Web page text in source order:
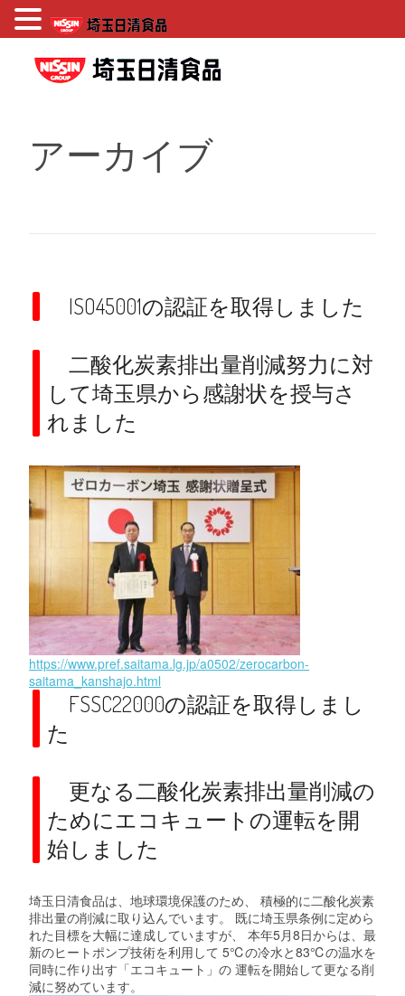
埼玉日清食品
アーカイブ
ISO45001の認証を取得しました
二酸化炭素排出量削減努力に対
して埼玉県から感謝状を授与さ
れました
https://www.pref.saitama.lg.jp/a0502/zerocarbon-
saitama_kanshajo.html
FSSC22000の認証を取得しまし
た
更なる二酸化炭素排出量削減の
ためにエコキュートの運転を開
始しました
埼玉日清食品は、地球環境保護のため、 積極的に二酸化炭素
排出量の削減に取り込んでいます。 既に埼玉県条例に定めら
れた目標を大幅に達成していますが、 本年5月8日からは、最
新のヒートポンプ技術を利用して 5℃の冷水と83℃の温水を
同時に作り出す「エコキュート」の 運転を開始して更なる削
減に努めています。